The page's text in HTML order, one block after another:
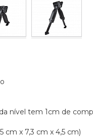
nível tem 1cm de
cm x 7,3 cm x 4,5 cm)